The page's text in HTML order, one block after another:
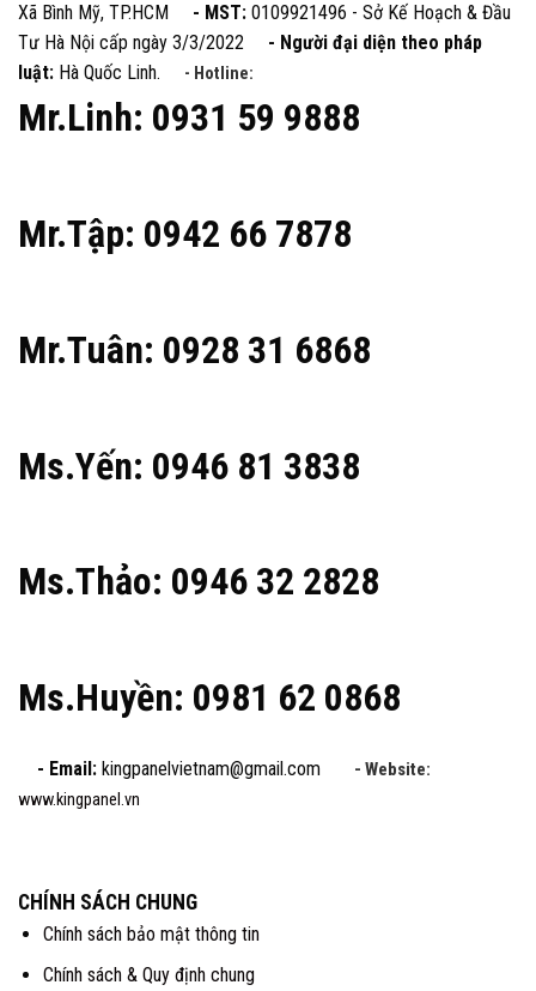
Xã Bình Mỹ, TP.HCM - MST: 0109921496 - Sở Kế Hoạch & Đầu
Tư Hà Nội cấp ngày 3/3/2022 - Người đại diện theo pháp
luật: Hà Quốc Linh. - Hotline:
Mr.Linh: 0931 59 9888
Mr.Tập: 0942 66 7878
Mr.Tuân: 0928 31 6868
Ms.Yến: 0946 81 3838
Ms.Thảo: 0946 32 2828
Ms.Huyền: 0981 62 0868
- Email: kingpanelvietnam@gmail.com - Website:
www.kingpanel.vn
CHÍNH SÁCH CHUNG
Chính sách bảo mật thông tin
Chính sách & Quy định chung